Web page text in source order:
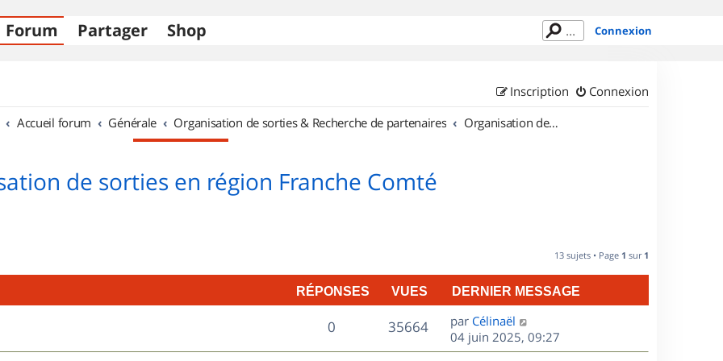
Forum Partager Shop Connexion
Connexion
Inscription
Accueil forum Générale Organisation de sorties & Recherche de partenaires Organisation de sorties en région Franche Comté
de sorties en région Franche Comté
13 sujets • Page 1 sur 1
RÉPONSES VUES DERNIER MESSAGE
0R
é
35664V
u
D
e
r
par Célinaël
04 juin 2025, 09:27